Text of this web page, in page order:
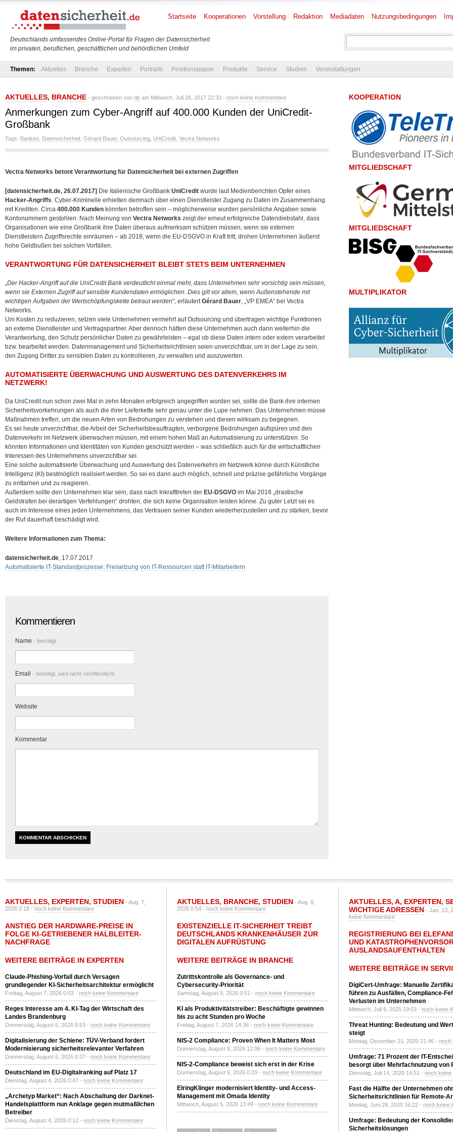
Deutschlands umfassendes Online-Portal für Fragen der Datensicherheit
im privaten, beruflichen, geschäftlichen und behördlichen Umfeld
Startseite Kooperationen Vorstellung Redaktion Mediadaten Nutzungsbedingungen
Themen: Aktuelles Branche Experten Portraits Positionspapier Produkte Service Studien Veranstaltungen
AKTUELLES, BRANCHE - geschrieben von dp am Mittwoch, Juli 26, 2017 22:33 - noch keine Kommentare
Anmerkungen zum Cyber-Angriff auf 400.000 Kunden der UniCredit-
Großbank
Tags: Banken Datensicherheit Gérard Bauer, Outsourcing UniCredit Vectra Networks
Vectra Networks betont Verantwortung für Datensicherheit bei externen Zugriffen
[datensicherheit.de, 26.07.2017] Die italienische Großbank UniCredit wurde laut Medienberichten Opfer eines
Hacker-Angriffs. Cyber-Kriminelle erhielten demnach über einen Dienstleister Zugang zu Daten im Zusammenhang
mit Krediten. Circa 400.000 Kunden könnten betroffen sein – möglicherweise wurden persönliche Angaben sowie
Kontonummern gestohlen. Nach Meinung von Vectra Networks zeigt der erneut erfolgreiche Datendiebstahl, dass
Organisationen wie eine Großbank ihre Daten überaus aufmerksam schützen müssen, wenn sie externen
Dienstleistern Zugriffsrechte einräumen – ab 2018, wenn die EU-DSGVO in Kraft tritt, drohen Unternehmen äußerst
hohe Geldbußen bei solchen Vorfällen.
VERANTWORTUNG FÜR DATENSICHERHEIT BLEIBT STETS BEIM UNTERNEHMEN
„Der Hacker-Angriff auf die UniCredit Bank verdeutlicht einmal mehr, dass Unternehmen sehr vorsichtig sein müssen,
wenn sie Externen Zugriff auf sensible Kundendaten ermöglichen. Dies gilt vor allem, wenn Außenstehende mit
wichtigen Aufgaben der Wertschöpfungskette betraut werden“, erläutertGérard Bauer, „VP EMEA“ bei Vectra
Networks.
Um Kosten zu reduzieren, setzen viele Unternehmen vermehrt auf Outsourcing und übertragen wichtige Funktionen
an externe Dienstleister und Vertragspartner. Aber dennoch hätten diese Unternehmen auch dann weiterhin die
Verantwortung, den Schutz persönlicher Daten zu gewährleisten – egal ob diese Daten intern oder extern verarbeitet
bzw. bearbeitet werden. Datenmanagement und Sicherheitsrichtlinien seien unverzichtbar, um in der Lage zu sein,
den Zugang Dritter zu sensiblen Daten zu kontrollieren, zu verwalten und auszuwerten.
AUTOMATISIERTE ÜBERWACHUNG UND AUSWERTUNG DES DATENVERKEHRS IM
NETZWERK!
Da UniCredit nun schon zwei Mal in zehn Monaten erfolgreich angegriffen worden sei, sollte die Bank ihre internen
Sicherheitsvorkehrungen als auch die ihrer Lieferkette sehr genau unter die Lupe nehmen. Das Unternehmen müsse
Maßnahmen treffen, um die neuen Arten von Bedrohungen zu verstehen und diesen wirksam zu begegnen.
Es sei heute unverzichtbar, die Arbeit der Sicherheitsbeauftragten, verborgene Bedrohungen aufspüren und den
Datenverkehr im Netzwerk überwachen müssen, mit einem hohen Maß an Automatisierung zu unterstützen. So
könnten Informationen und Identitäten von Kunden geschützt werden – was schließlich auch für die wirtschaftlichen
Interessen des Unternehmens unverzichtbar sei.
Eine solche automatisierte Überwachung und Auswertung des Datenverkehrs im Netzwerk könne durch Künstliche
Intelligenz (KI) bestmöglich realisiert werden. So sei es dann auch möglich, schnell und präzise gefährliche Vorgänge
zu enttarnen und zu reagieren.
Außerdem sollte den Unternehmen klar sein, dass nach Inkrafttreten der EU-DSGVO im Mai 2018 „drastische
Geldstrafen bei derartigen Verfehlungen“ drohten, die sich keine Organisation leisten könne. Zu guter Letzt sei es
auch im Interesse eines jeden Unternehmens, das Vertrauen seiner Kunden wiederherzustellen und zu stärken, bevor
der Ruf dauerhaft beschädigt wird.
Weitere Informationen zum Thema:
datensicherheit.de, 17.07.2017
Automatisierte IT-Standardprozesse: Freisetzung von IT-Ressourcen statt IT-Mitarbeitern
Kommentieren
Name - benötigt
Email - benötigt, wird nicht veröffentlicht.
Website
Kommentar
KOOPERATION
MITGLIEDSCHAFT
MITGLIEDSCHAFT
MULTIPLIKATOR
AKTUELLES, EXPERTEN, STUDIEN - Aug. 7,
2026 0:18 -noch keine Kommentare
ANSTIEG DER HARDWARE-PREISE IN
FOLGE KI-GETRIEBENER HALBLEITER-
NACHFRAGE
WEITERE BEITRÄGE IN EXPERTEN
Claude-Phishing-Vorfall durch Versagen
grundlegender KI-Sicherheitsarchitektur ermöglicht
Freitag, August 7, 2026 0:03 - noch keine Kommentare
Reges Interesse am 4. KI-Tag der Wirtschaft des
Landes Brandenburg
Donnerstag, August 6, 2026 8:53 - noch keine Kommentare
Digitalisierung der Schiene: TÜV-Verband fordert
Modernisierung sicherheitsrelevanter Verfahren
Donnerstag, August 6, 2026 0:37 - noch keine Kommentare
Deutschland im EU-Digitalranking auf Platz 17
Dienstag, August 4, 2026 0:47 - noch keine Kommentare
„Archetyp Market“: Nach Abschaltung der Darknet-
Handelsplattform nun Anklage gegen mutmaßlichen
Betreiber
Dienstag, August 4, 2026 0:12 - noch keine Kommentare
AKTUELLES, BRANCHE, STUDIEN - Aug. 8,
2026 0:54 -noch keine Kommentare
EXISTENZIELLE IT-SICHERHEIT TREIBT
DEUTSCHLANDS KRANKENHÄUSER ZUR
DIGITALEN AUFRÜSTUNG
WEITERE BEITRÄGE IN BRANCHE
Zutrittskontrolle als Governance- und
Cybersecurity-Priorität
Samstag, August 8, 2026 0:51 - noch keine Kommentare
KI als Produktivitätstreiber: Beschäftigte gewinnen
bis zu acht Stunden pro Woche
Freitag, August 7, 2026 14:36 - noch keine Kommentare
NIS-2 Compliance: Proven When It Matters Most
Donnerstag, August 6, 2026 12:06 - noch keine Kommentare
NIS-2-Compliance beweist sich erst in der Krise
Donnerstag, August 6, 2026 0:29 - noch keine Kommentare
ElringKlinger modernisiert Identity- und Access-
Management mit Omada Identity
Mittwoch, August 5, 2026 13:49 - noch keine Kommentare
AKTUELLES, A, EXPERTEN,
WICHTIGE ADRESSEN - Jan. 13,
keine Kommentare
REGISTRIERUNG BEI
UND
AUSLANDSAUFENTHALTEN
WEITERE BEITRÄGE IN
DigiCert-Umfrage: Manuelle
führen zu Ausfällen, Compliance-
Verlusten im Unternehmen
Mittwoch, Juli 9, 2025 19:03 - noch keine
Threat Hunting: Bedeutung und
steigt
Montag, Dezember 21, 2020 21:46 - noch
Umfrage: 71 Prozent der IT-
besorgt über Mehrfachnutzung von
Dienstag, Juli 14, 2020 14:51 - noch keine
Fast die Hälfte der Unternehmen
Sicherheitsrichtlinien für Remote-
Montag, Juni 29, 2020 16:22 - noch keine
Umfrage: Bedeutung der
Sicherheitslösungen